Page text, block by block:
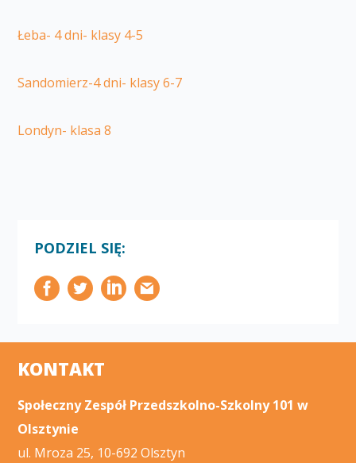
Łeba- 4 dni- klasy 4-5
Sandomierz-4 dni- klasy 6-7
Londyn- klasa 8
PODZIEL SIĘ:
KONTAKT
Społeczny Zespół Przedszkolno-Szkolny 101 w
Olsztynie
ul. Mroza 25, 10-692 Olsztyn